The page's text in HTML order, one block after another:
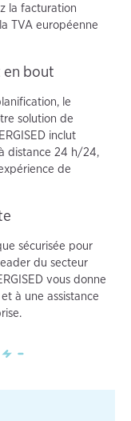
la facturation
TVA européenne
en bout
le
solution de
inclut
distance 24 h/24,
de
sécurisée pour
du secteur
vous donne
à une assistance